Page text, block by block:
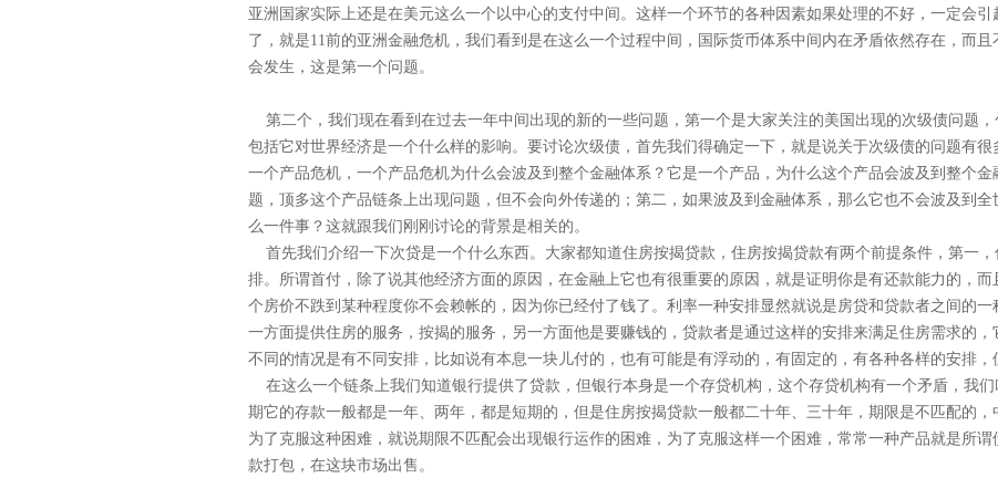
亚洲国家实际上还是在美元这么一个以中心的支付中间。这样一个环节的各种因素如果处理的不好，一定会
了，就是11前的亚洲金融危机，我们看到是在这么一个过程中间，国际货币体系中间内在矛盾依然存在，而
会发生，这是第一个问题。
第二个，我们现在看到在过去一年中间出现的新的一些问题，第一个是大家关注的美国出现的次级债问题
包括它对世界经济是一个什么样的影响。要讨论次级债，首先我们得确定一下，就是说关于次级债的问题有
一个产品危机，一个产品危机为什么会波及到整个金融体系？它是一个产品，为什么这个产品会波及到整个
题，顶多这个产品链条上出现问题，但不会向外传递的；第二，如果波及到金融体系，那么它也不会波及到
么一件事？这就跟我们刚刚讨论的背景是相关的。
首先我们介绍一下次贷是一个什么东西。大家都知道住房按揭贷款，住房按揭贷款有两个前提条件，第一
排。所谓首付，除了说其他经济方面的原因，在金融上它也有很重要的原因，就是证明你是有还款能力的，
个房价不跌到某种程度你不会赖帐的，因为你已经付了钱了。利率一种安排显然就说是房贷和贷款者之间的一
一方面提供住房的服务，按揭的服务，另一方面他是要赚钱的，贷款者是通过这样的安排来满足住房需求的
不同的情况是有不同安排，比如说有本息一块儿付的，也有可能是有浮动的，有固定的，有各种各样的安排，
在这么一个链条上我们知道银行提供了贷款，但银行本身是一个存贷机构，这个存贷机构有一个矛盾，我
期它的存款一般都是一年、两年，都是短期的，但是住房按揭贷款一般都二十年、三十年，期限是不匹配的，
为了克服这种困难，就说期限不匹配会出现银行运作的困难，为了克服这样一个困难，常常一种产品就是所
款打包，在这块市场出售。